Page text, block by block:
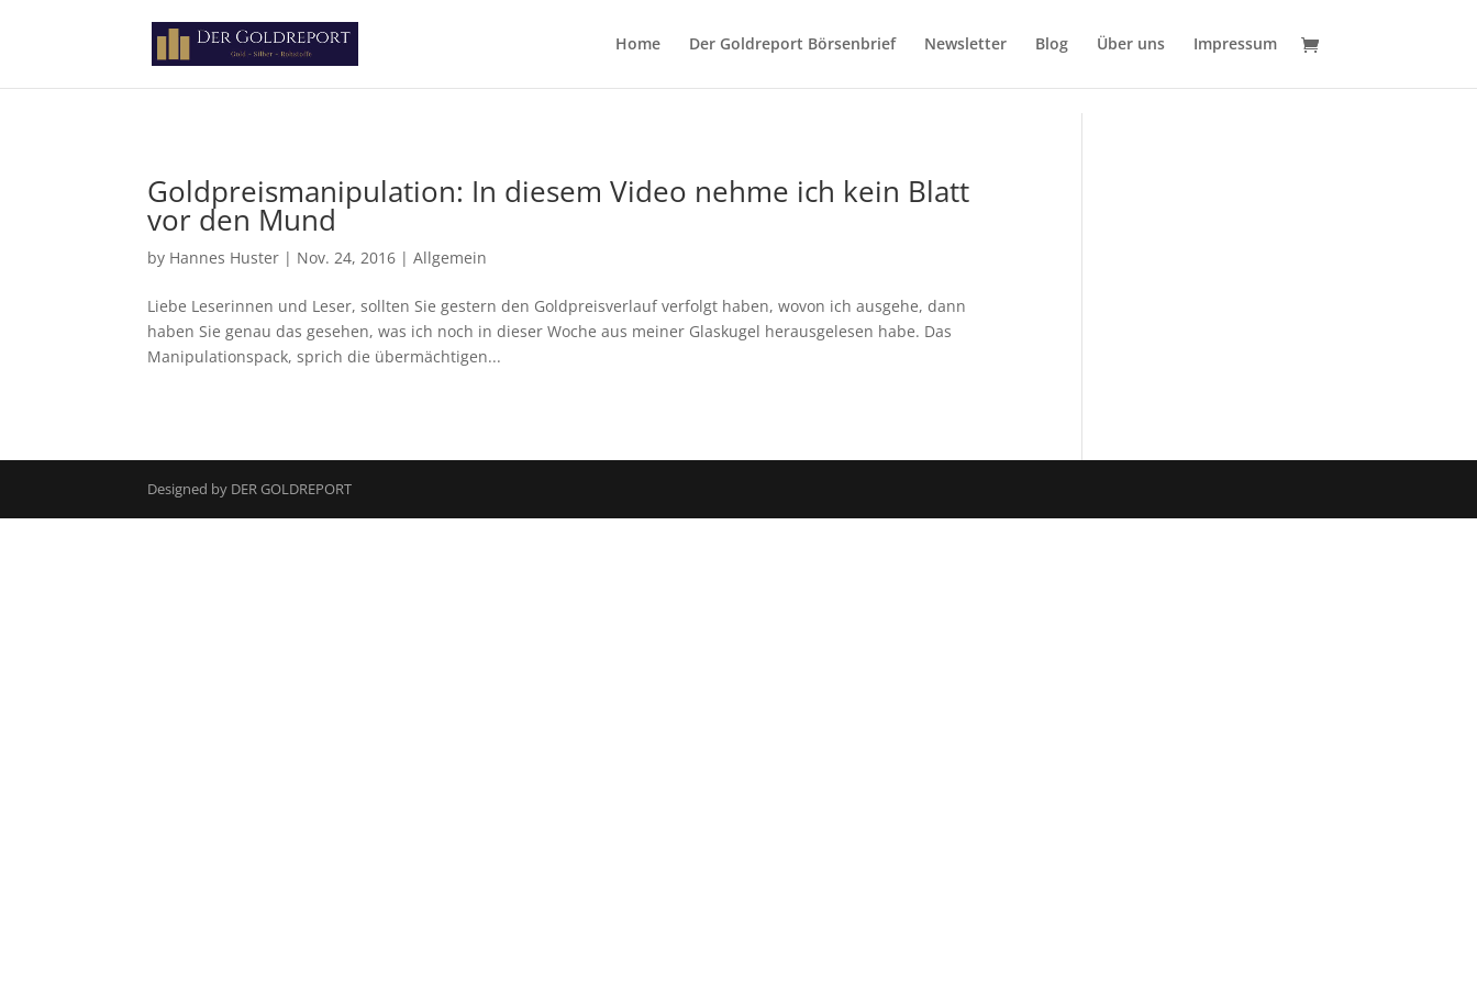
Home
Der Goldreport Börsenbrief Newsletter Blog Über uns Impressum
Goldpreismanipulation: In diesem Video nehme ich kein Blatt
vor den Mund
by Hannes Huster | Nov. 24, 2016 |Allgemein
Liebe Leserinnen und Leser, sollten Sie gestern den Goldpreisverlauf verfolgt haben, wovon ich ausgehe, dann
haben Sie genau das gesehen, was ich noch in dieser Woche aus meiner Glaskugel herausgelesen habe. Das
Manipulationspack, sprich die übermächtigen...
Designed by DER GOLDREPORT